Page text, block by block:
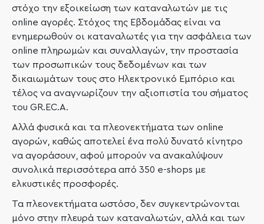
στόχο την εξοικείωση των καταναλωτών με τις
online αγορές. Στόχος της Εβδομάδας είναι να
ενημερωθούν οι καταναλωτές για την ασφάλεια των
online πληρωμών και συναλλαγών, την προστασία
των προσωπικών τους δεδομένων και των
δικαιωμάτων τους στο Ηλεκτρονικό Εμπόριο και
τέλος να αναγνωρίζουν την αξιοπιστία του σήματος
του GR.EC.A.
Αλλά φυσικά και τα πλεονεκτήματα των online
αγορών, καθώς αποτελεί ένα πολύ δυνατό κίνητρο
να αγοράσουν, αφού μπορούν να ανακαλύψουν
συνολικά περισσότερα από 350 e-shops με
ελκυστικές προσφορές.
Τα πλεονεκτήματα ωστόσο, δεν συγκεντρώνονται
μόνο στην πλευρά των καταναλωτών, αλλά και των